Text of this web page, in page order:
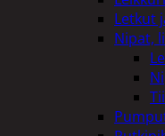
Letkut
Nipat,